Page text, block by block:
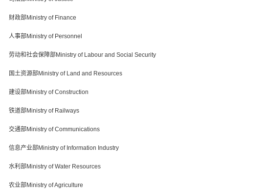
财政部Ministry of Finance
人事部Ministry of Personnel
劳动和社会保障部Ministry of Labour and Social Security
国土资源部Ministry of Land and Resources
建设部Ministry of Construction
铁道部Ministry of Railways
交通部Ministry of Communications
信息产业部Ministry of Information Industry
水利部Ministry of Water Resources
农业部Ministry of Agriculture